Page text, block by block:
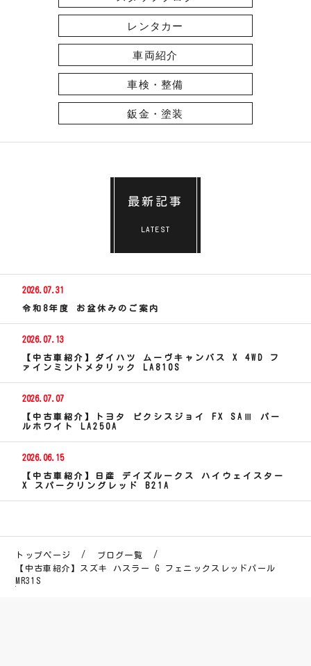
レンタカー
車両紹介
車検・整備
鈑金・塗装
最新記事
LATEST
2026.07.31
令和8年度 お盆休みのご案内
2026.07.13
【中古車紹介】ダイハツ ムーヴキャンバス X 4WD フ
ァインミントメタリック LA810S
2026.07.07
【中古車紹介】トヨタ ピクシスジョイ FX SAⅢ パー
ルホワイト LA250A
2026.06.15
【中古車紹介】日産 デイズルークス ハイウェイスター
X スパークリングレッド B21A
トップページ
ブログ一覧
【中古車紹介】スズキ ハスラー G フェニックスレッドパール
MR31S